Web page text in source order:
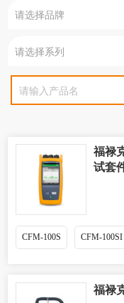
福禄
试套
CFM-100S CFM-100SI
福禄